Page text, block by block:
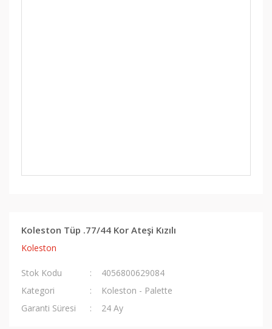
Koleston Tüp .77/44 Kor Ateşi Kızılı
Koleston
Stok Kodu
4056800629084
Kategori
Koleston - Palette
Garanti Süresi
24 Ay